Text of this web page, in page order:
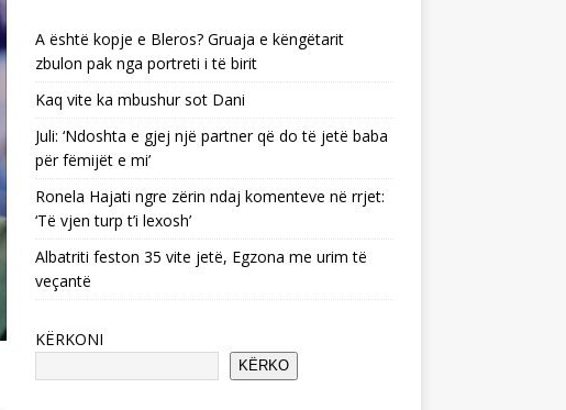
A është kopje e Bleros? Gruaja e këngëtarit
zbulon pak nga portreti i të birit
Kaq vite ka mbushur sot Dani
Juli: ‘Ndoshta e gjej një partner që do të jetë baba
për fëmijët e mi’
Ronela Hajati ngre zërin ndaj komenteve në rrjet:
‘Të vjen turp t’i lexosh’
Albatriti feston 35 vite jetë, Egzona me urim të
veçantë
KËRKONI
KËRKO